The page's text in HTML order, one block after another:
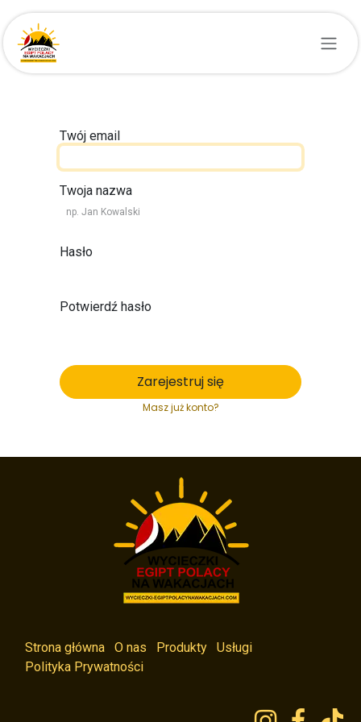
Przejdź do zawartości
Twój email
Twoja nazwa
Hasło
Potwierdź hasło
Zarejestruj się
Masz już konto?
Strona główna O nas Produkty
Usługi
Polityka Prywatności